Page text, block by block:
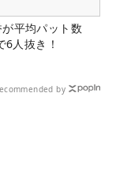
平均パット数
6人抜き！
by